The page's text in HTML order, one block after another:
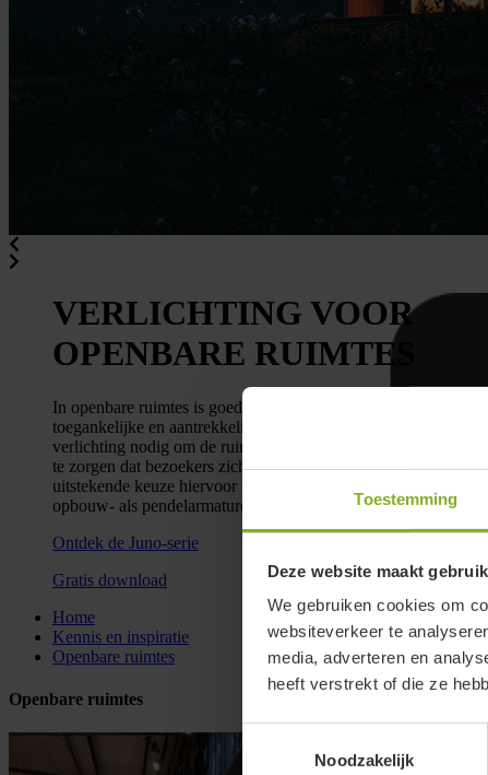
Toestemming
Deze website maakt
We gebruiken cookies om
websiteverkeer te
media, adverteren en
heeft verstrekt of die ze
Toestemmingsselectie
Noodzakelijk
VERLICHTING VOOR
OPENBARE RUIMTES
In openbare ruimtes is goede verlichting essentieel om een
toegankelijke en aantrekkelijke omgeving te creëren. Vaak is
verlichting nodig om de ruimte gelijkmatig te verlichten en
te zorgen dat bezoekers zich gemakkelijk kunnen oriënteren.
uitstekende keuze hiervoor is de Juno-serie, die zowel inbouw-,
opbouw- als pendelarmaturen omvat.
Ontdek de Juno-serie
Gratis download
Home
Kennis en inspiratie
Openbare ruimtes
Openbare ruimtes